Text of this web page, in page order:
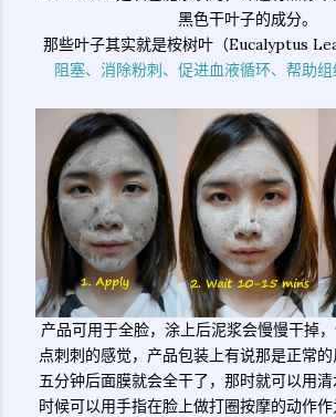
黑色干叶子的成分。
那些叶子其实就是桉树叶（Eucalyptus
阻塞、消除粉刺、促进血液循环、帮助
产品可用于全脸，涂上后泥浆会慢慢干掉
点刺刺的感觉，产品包装上有说那是正常
五分钟后面膜就会全干了，那时就可以用
时候可以用手指在脸上做打圈按摩的动作